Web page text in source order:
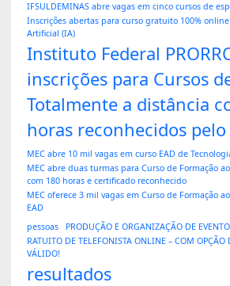
IFSULDEMINAS abre vagas em cinco cursos de
Inscrições abertas para curso gratuito 100%
Artificial (IA)
Instituto Federal
inscrições para Cursos
Totalmente a distância
horas reconhecidos pelo
MEC abre 10 mil vagas em curso EAD de
MEC abre duas turmas para Curso de Formação
com 180 horas e certificado reconhecido
MEC oferece 3 mil vagas em Curso de Formação
EAD
pessoas
PRODUÇÃO E ORGANIZAÇÃO DE
RATUITO DE TELEFONISTA ONLINE – COM OPÇÃO
VÁLIDO!
resultados